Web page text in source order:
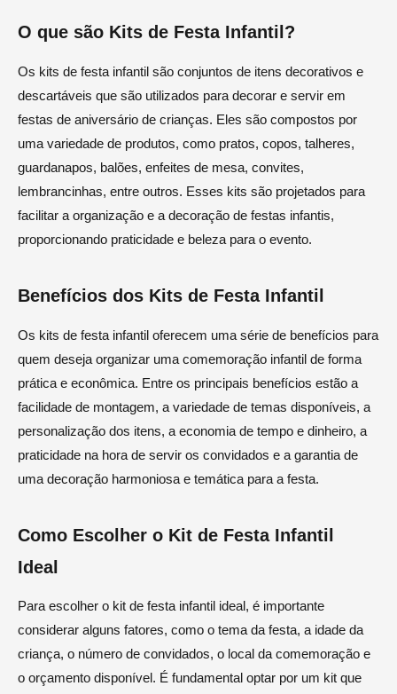
O que são Kits de Festa Infantil?
Os kits de festa infantil são conjuntos de itens decorativos e
descartáveis que são utilizados para decorar e servir em
festas de aniversário de crianças. Eles são compostos por
uma variedade de produtos, como pratos, copos, talheres,
guardanapos, balões, enfeites de mesa, convites,
lembrancinhas, entre outros. Esses kits são projetados para
facilitar a organização e a decoração de festas infantis,
proporcionando praticidade e beleza para o evento.
Benefícios dos Kits de Festa Infantil
Os kits de festa infantil oferecem uma série de benefícios para
quem deseja organizar uma comemoração infantil de forma
prática e econômica. Entre os principais benefícios estão a
facilidade de montagem, a variedade de temas disponíveis, a
personalização dos itens, a economia de tempo e dinheiro, a
praticidade na hora de servir os convidados e a garantia de
uma decoração harmoniosa e temática para a festa.
Como Escolher o Kit de Festa Infantil
Ideal
Para escolher o kit de festa infantil ideal, é importante
considerar alguns fatores, como o tema da festa, a idade da
criança, o número de convidados, o local da comemoração e
o orçamento disponível. É fundamental optar por um kit que